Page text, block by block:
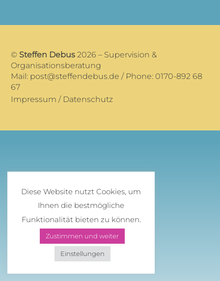
© Steffen Debus 2026 – Supervision &
Organisationsberatung
Mail: post@steffendebus.de / Phone: 0170-892 68
67
Impressum / Datenschutz
Diese Website nutzt Cookies, um
Ihnen die bestmögliche
Funktionalität bieten zu können.
Zustimmen und weiter
Einstellungen